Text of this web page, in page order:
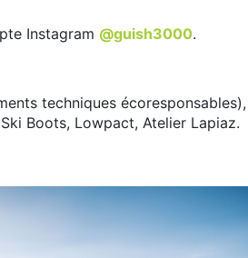
Instagram @guish3000.
techniques écoresponsables),
Boots, Lowpact, Atelier Lapiaz.